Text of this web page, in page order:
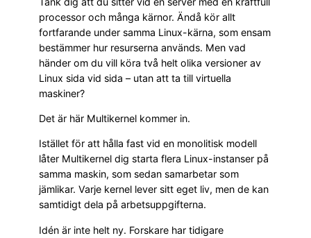
processor och många kärnor. Ändå kör allt
fortfarande under samma Linux-kärna, som ensam
bestämmer hur resurserna används. Men vad
händer om du vill köra två helt olika versioner av
Linux sida vid sida – utan att ta till virtuella
maskiner?
Det är här Multikernel kommer in.
Istället för att hålla fast vid en monolitisk modell
låter Multikernel dig starta flera Linux-instanser på
samma maskin, som sedan samarbetar som
jämlikar. Varje kernel lever sitt eget liv, men de kan
samtidigt dela på arbetsuppgifterna.
Idén är inte helt ny. Forskare har tidigare